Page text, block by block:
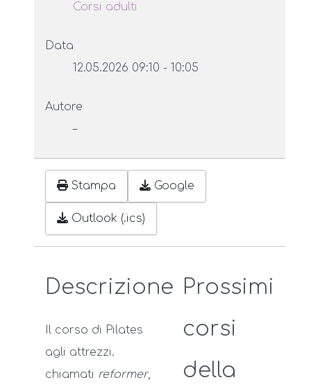
Corsi adulti
Data
12.05.2026 09:10 - 10:05
Autore
–
Stampa Google
Outlook (.ics)
Descrizione
Il corso di Pilates
agli attrezzi.
chiamati reformer,
Prossimi
corsi
della